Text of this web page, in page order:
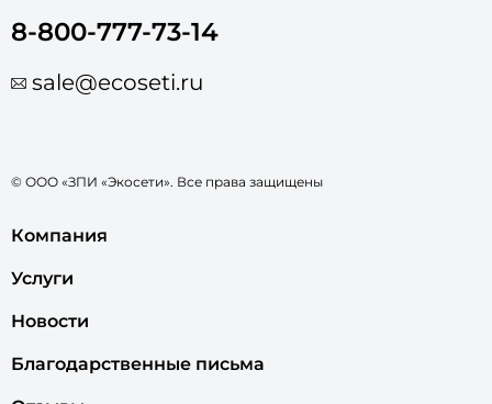
8-800-777-73-14
sale@ecoseti.ru
© ООО «ЗПИ «Экосети». Все права защищены
Компания
Услуги
Новости
Благодарственные письма